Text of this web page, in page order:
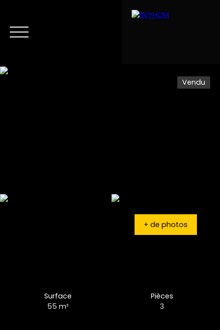
Vendu
+ de photos
Surface
55m²
Pièces
3